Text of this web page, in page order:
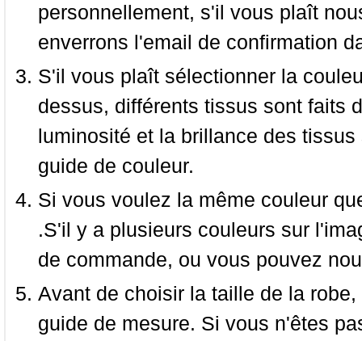
personnellement, s'il vous plaît
enverrons l'email de confirmation
S'il vous plaît sélectionner la
dessus, différents tissus sont faits
luminosité et la brillance des
guide de couleur.
Si vous voulez la même couleur
.S'il y a plusieurs couleurs sur
de commande, ou vous pouvez
Avant de choisir la taille de la
guide de mesure. Si vous n'êtes